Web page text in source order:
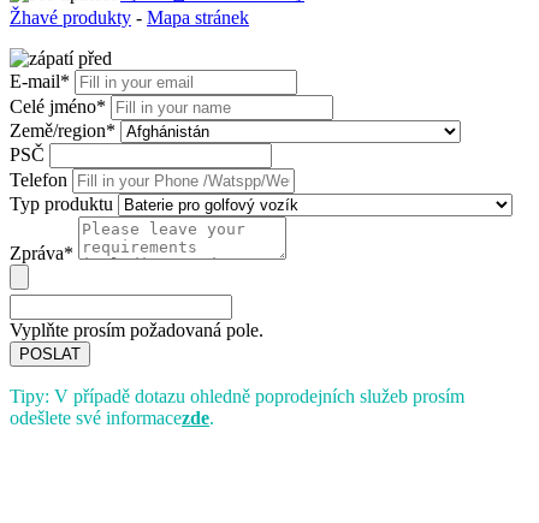
Žhavé produkty - Mapa stránek
E-mail*
Celé jméno*
Země/region*
PSČ
Telefon
Typ produktu
Zpráva*
Vyplňte prosím požadovaná pole.
POSLAT
Tipy: V případě dotazu ohledně poprodejních služeb prosím
odešlete své informacezde.